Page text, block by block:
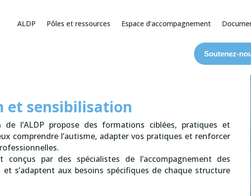
ALDP Pôles et ressources Espace d’accompagnement
Soutenez-
et sensibilisation
l’ALDP propose des formations ciblées, pratiques et
comprendre l’autisme, adapter vos pratiques et renforcer
conçus par des spécialistes de l’accompagnement des
et s’adaptent aux besoins spécifiques de chaque structure